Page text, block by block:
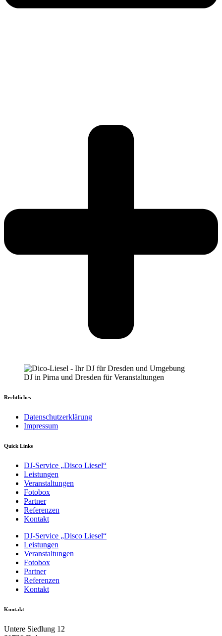
DJ in Pirna und Dresden für Veranstaltungen
Rechtliches
Datenschutzerklärung
Impressum
Quick Links
DJ-Service „Disco Liesel“
Leistungen
Veranstaltungen
Fotobox
Partner
Referenzen
Kontakt
DJ-Service „Disco Liesel“
Leistungen
Veranstaltungen
Fotobox
Partner
Referenzen
Kontakt
Kontakt
Untere Siedlung 12